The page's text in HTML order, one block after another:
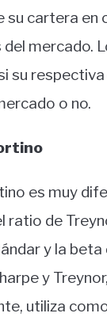
su cartera en
mercado.
su
o no.
es muy
ratio de
y la beta
y Treynor,
utiliza